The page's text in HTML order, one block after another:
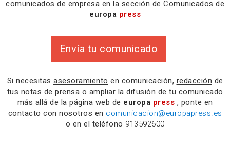
comunicados de empresa en la sección de Comunicados de
europa press
Envía tu comunicado
Si necesitas asesoramiento en comunicación, redacción de
tus notas de prensa o ampliar la difusión de tu comunicado
más allá de la página web de europa press , ponte en
contacto con nosotros en comunicacion@europapress.es
o en el teléfono 913592600